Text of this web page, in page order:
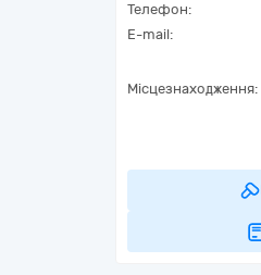
Телефон:
E-mail:
Місцезнаходження: